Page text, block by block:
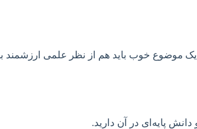
موضوع خوب باید هم از نظر علمی ارزشمند
دانش پایه‌ای در آن دارید.